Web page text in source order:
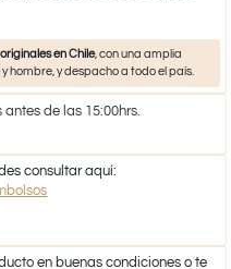
en Chile, con una amplia
y despacho a todo el país.
antes de las 15:00hrs.
consultar aquí:
en buenas condiciones o te